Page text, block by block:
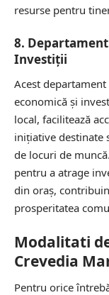
resurse pentru
8.
Investiții
Acest
economică și
local, facilitează
inițiative destinate
de locuri de
pentru a atrage
din oraș,
prosperitatea
Modalitati
Crevedia
Pentru orice